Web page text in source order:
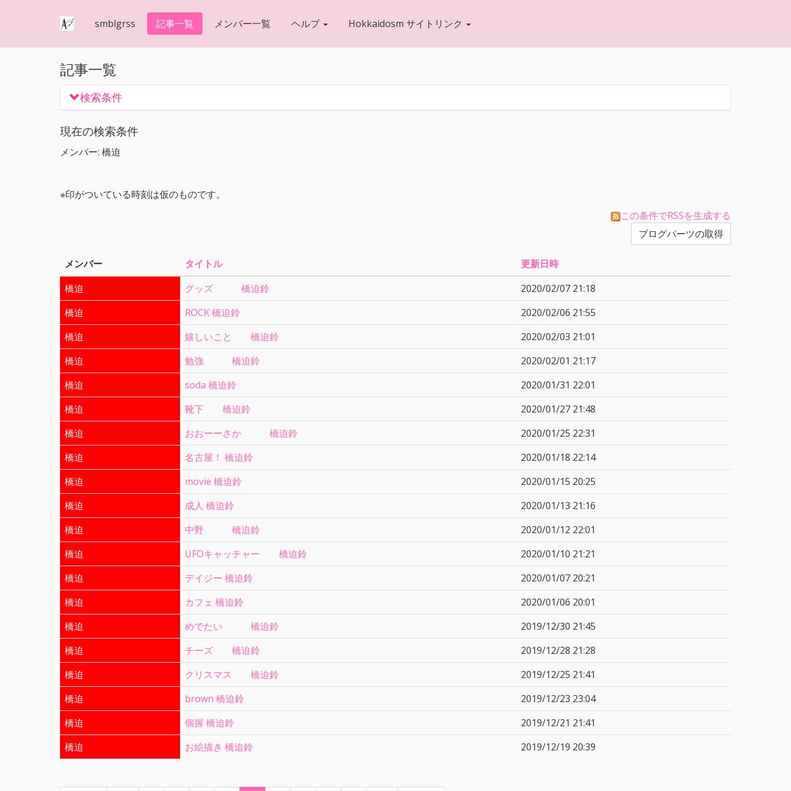
smblgrss 記事一覧 メンバー一覧 ヘルプ Hokkaidosm サイトリンク
記事一覧
検索条件
現在の検索条件
メンバー: 橋迫
※印がついている時刻は仮のものです。
この条件でRSSを生成する
ブログパーツの取得
メンバー タイトル
更新日時
橋迫
グッズ 橋迫鈴
2020/02/07 21:18
橋迫
ROCK 橋迫鈴
2020/02/06 21:55
橋迫
嬉しいこと 橋迫鈴
2020/02/03 21:01
橋迫
勉強 橋迫鈴
2020/02/01 21:17
橋迫
soda 橋迫鈴
2020/01/31 22:01
橋迫
靴下 橋迫鈴
2020/01/27 21:48
橋迫
おおーーさか 橋迫鈴
2020/01/25 22:31
橋迫
名古屋！ 橋迫鈴
2020/01/18 22:14
橋迫
movie 橋迫鈴
2020/01/15 20:25
橋迫
成人 橋迫鈴
2020/01/13 21:16
橋迫
中野 橋迫鈴
2020/01/12 22:01
橋迫
UFOキャッチャー 橋迫鈴
2020/01/10 21:21
橋迫
デイジー 橋迫鈴
2020/01/07 20:21
橋迫
カフェ 橋迫鈴
2020/01/06 20:01
橋迫
めでたい 橋迫鈴
2019/12/30 21:45
橋迫
チーズ 橋迫鈴
2019/12/28 21:28
橋迫
クリスマス 橋迫鈴
2019/12/25 21:41
橋迫
brown 橋迫鈴
2019/12/23 23:04
橋迫
個握 橋迫鈴
2019/12/21 21:41
橋迫
お絵描き 橋迫鈴 2019/12/19 20:39